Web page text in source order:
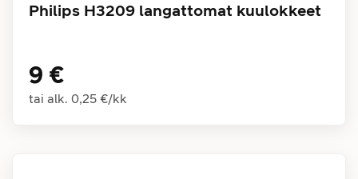
Philips H3209 langattomat kuulokkeet
9 €
tai alk. 0,25 €/kk